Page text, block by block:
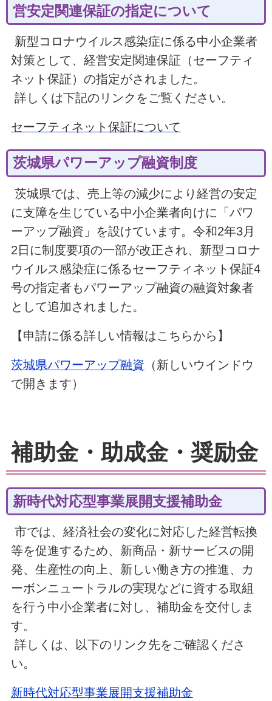
営安定関連保証の指定について
新型コロナウイルス感染症に係る中小企業者
対策として、経営安定関連保証（セーフティ
ネット保証）の指定がされました。
詳しくは下記のリンクをご覧ください。
セーフティネット保証について
茨城県パワーアップ融資制度
茨城県では、売上等の減少により経営の安定
に支障を生じている中小企業者向けに「パワ
ーアップ融資」を設けています。令和2年3月
2日に制度要項の一部が改正され、新型コロナ
ウイルス感染症に係るセーフティネット保証4
号の指定者もパワーアップ融資の融資対象者
として追加されました。
【申請に係る詳しい情報はこちらから】
茨城県パワーアップ融資 （新しいウインドウ
で開きます）
補助金・助成金・奨励金
新時代対応型事業展開支援補助金
市では、経済社会の変化に対応した経営転換
等を促進するため、新商品・新サービスの開
発、生産性の向上、新しい働き方の推進、カ
ーボンニュートラルの実現などに資する取組
を行う中小企業者に対し、補助金を交付しま
す。
詳しくは、以下のリンク先をご確認くださ
い。
新時代対応型事業展開支援補助金